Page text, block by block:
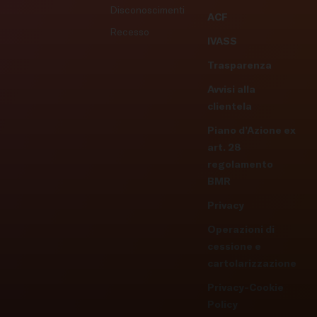
Disconoscimenti
Recesso
ACF
IVASS
Trasparenza
Avvisi alla
clientela
Piano d’Azione ex